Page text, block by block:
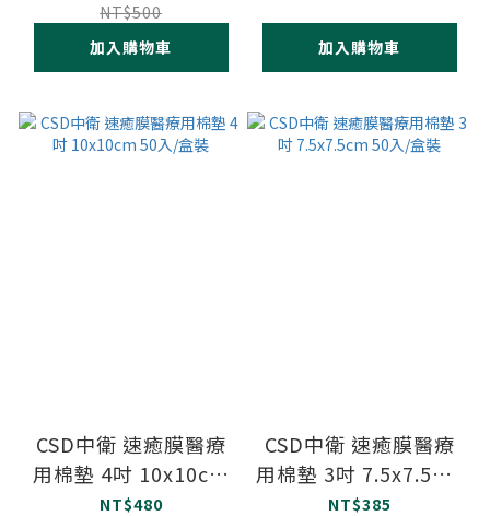
NT$500
加入購物車
加入購物車
CSD中衛 速癒膜醫療
用棉墊 4吋 10x10cm
50入/盒裝
NT$480
CSD中衛 速癒膜醫療
用棉墊 3吋 7.5x7.5cm
50入/盒裝
NT$385